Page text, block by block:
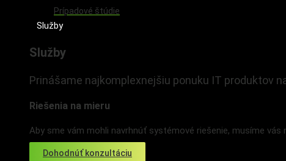
Prípadové štúdie
Služby
Služby
Prinášame najkomplexnejšiu ponuku IT produktov
Riešenia na mieru
Aby sme vám mohli navrhnúť systémové riešenie, musíme
Dohodnúť konzultáciu